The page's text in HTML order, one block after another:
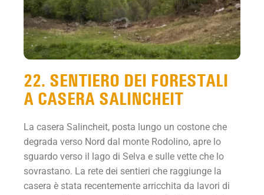
22. SENTIERO DEI FORESTALI
A CASERA SALINCHEIT
La casera Salincheit, posta lungo un costone che
degrada verso Nord dal monte Rodolino, apre lo
sguardo verso il lago di Selva e sulle vette che lo
sovrastano. La rete dei sentieri che raggiunge la
casera è stata recentemente arricchita da lavori di